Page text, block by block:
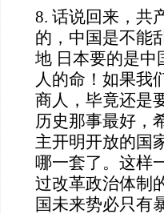
8. 话说回来，共
的，中国是不能
地 日本要的是中
人的命！如果我
商人，毕竟还是
历史那事最好，
主开明开放的国
哪一套了。这样
过改革政治体制
国未来势必只有